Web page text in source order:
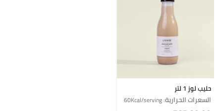
حليب لوز 1 لتر
السعرات الحرارية: 60Kcal/serving